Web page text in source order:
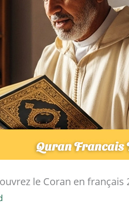
le Coran en français